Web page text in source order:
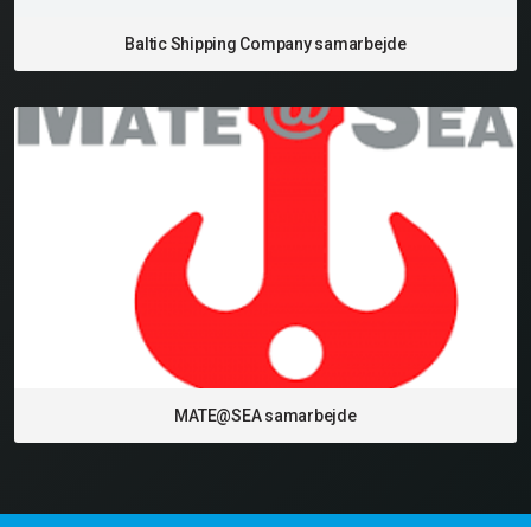
Baltic Shipping Company samarbejde
MATE@SEA samarbejde